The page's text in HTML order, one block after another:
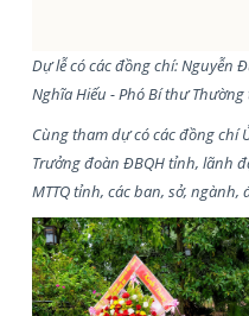
Dự lễ có các đồng chí: Nguyễn
Nghĩa Hiếu - Phó Bí thư
Cùng tham dự có các đồng chí
Trưởng đoàn ĐBQH tỉnh, lãnh
MTTQ tỉnh, các ban, sở, ngành,